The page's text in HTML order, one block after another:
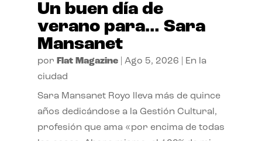
Un buen día de
verano para… Sara
Mansanet
por Flat Magazine| Ago 5, 2026
En la
ciudad
Sara Mansanet Royo lleva más de quince
años dedicándose a la Gestión Cultural,
profesión que ama «por encima de todas